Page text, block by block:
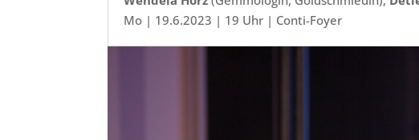
Mo | 19.6.2023 | 19 Uhr | Conti-Foyer